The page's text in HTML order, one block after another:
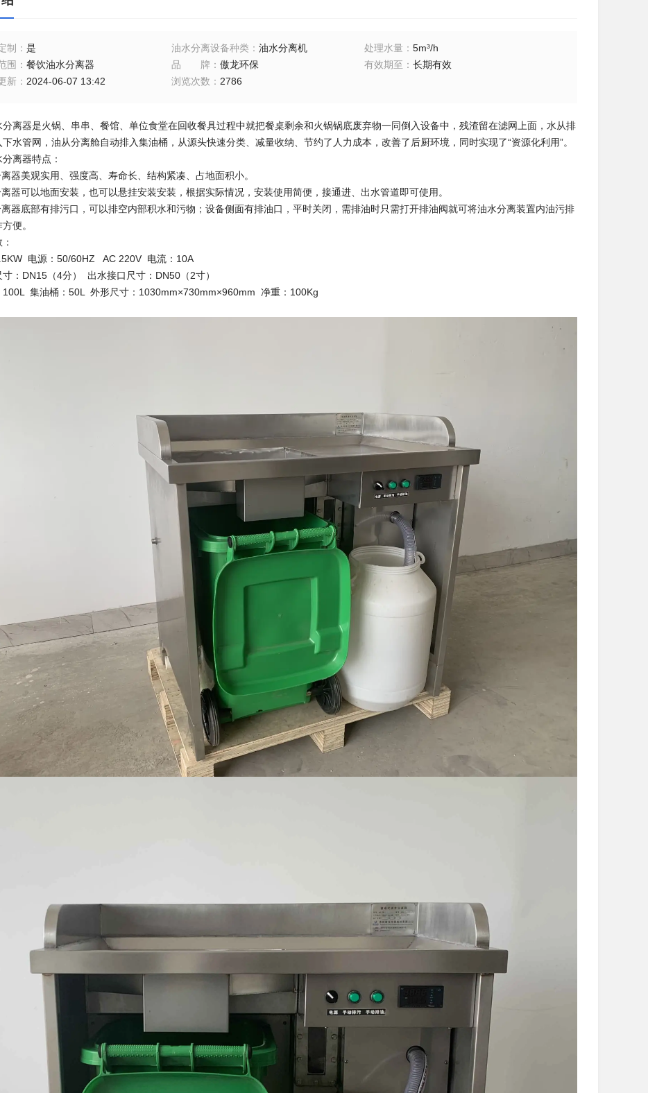
制 ： 是 油水分离设备种类 ： 油水分离机 处理水量 ：5m³/h
围 ： 餐饮油水分离器 品牌 ： 傲龙环保 有效期至 ：长期有效
新 ： 2024-06-07 13:42 浏览次数 ： 2786
分离器是火锅、串串、餐馆、单位食堂在回收餐具过程中就把餐桌剩余和火锅锅底废弃物一同倒入设备中，残渣留在滤网上面，水从排
水管网，油从分离舱自动排入集油桶，从源头快速分类、减量收纳、节约了人力成本，改善了后厨环境，同时实现了“资源化利用”。
离器特点：
器美观实用、强度高、寿命长、结构紧凑、占地面积小。
器可以地面安装，也可以悬挂安装安装，根据实际情况，安装使用简便，接通进、出水管道即可使用。
器底部有排污口，可以排空内部积水和污物；设备侧面有排油口，平时关闭，需排油时只需打开排油阀就可将油水分离装置内油污排
便。
电源：50/60HZ AC 220V 电流：10A
：DN15（4分） 出水接口尺寸：DN50（2寸）
100L 集油桶：50L 外形尺寸：1030mm×730mm×960mm 净重：100Kg